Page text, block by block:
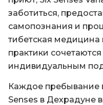
заботиться,
самопознания и
тибетская
практики
индивидуальным
Каждое пребывание
Senses в Дехрадуне